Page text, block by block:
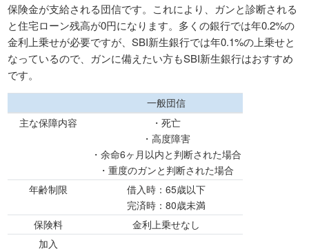
保険金が支給される団信です。これにより、ガンと診断される
と住宅ローン残高が0円になります。多くの銀行では年0.2%の
金利上乗せが必要ですが、SBI新生銀行では年0.1%の上乗せと
なっているので、ガンに備えたい方もSBI新生銀行はおすすめ
です。
一般団信
主な保障内容
・死亡
・高度障害
・余命6ヶ月以内と判断された場合
・重度のガンと判断された場合
年齢制限
借入時：65歳以下
完済時：80歳未満
保険料
金利上乗せなし
加入